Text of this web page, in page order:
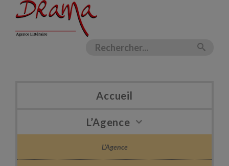
Accueil
L’Agence
L’Agence